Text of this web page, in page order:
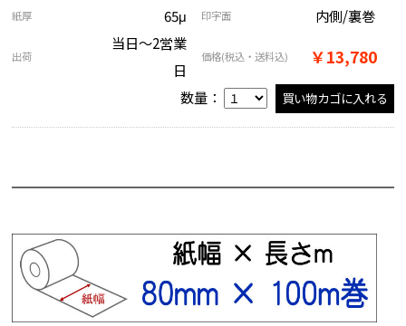
紙厚 65μ 印字面 内側/裏巻
出荷
当日～2営業
日
価格(税込・送料込) ￥13,780
数量：